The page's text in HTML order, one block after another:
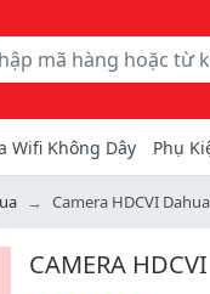
Wifi Không Dây Phụ
Camera HDCVI
CAMERA